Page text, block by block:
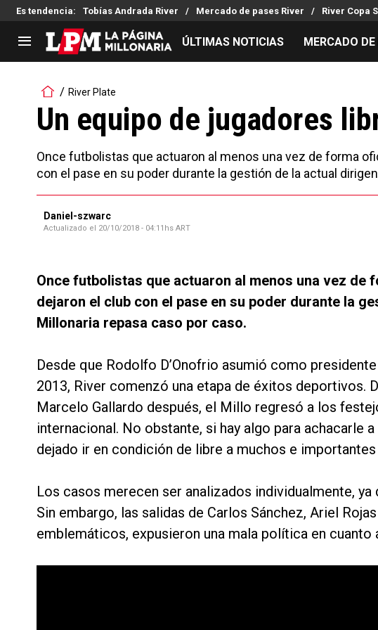
Es tendencia: Tobías Andrada River Mercado de pases River River Copa
LIGA PROFESIONAL
Noticias
Tabla de posiciones
Reserva
Copa Sudamericana
Copa Argentina
Mercado de
Análisis
Chacho
ÚLTIMAS NOTICIAS MERCADO
River Plate
Un equipo de jugadores
Once futbolistas que actuaron al menos una vez de forma
con el pase en su poder durante la gestión de la actual
Daniel-szwarc
Actualizado el 20/10/2018 - 04:11hs ART
Once futbolistas que actuaron al menos una vez de
dejaron el club con el pase en su poder durante la
Millonaria repasa caso por caso.
Desde que Rodolfo D’Onofrio asumió como
2013, River comenzó una etapa de éxitos deportivos.
Marcelo Gallardo después, el Millo regresó a los
internacional. No obstante, si hay algo para achacarle
dejado ir en condición de libre a muchos e importantes
Los casos merecen ser analizados individualmente,
Sin embargo, las salidas de Carlos Sánchez, Ariel
emblemáticos, expusieron una mala política en